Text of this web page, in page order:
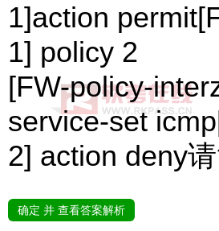
1]action
1] policy 2
[FW-policy-
service-set
2] action deny
确定 并 查看答案解析